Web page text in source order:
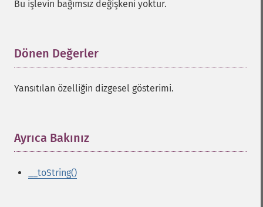
Bu işlevin bağımsız değişkeni yoktur.
Dönen Değerler
Yansıtılan özelliğin dizgesel gösterimi.
Ayrıca Bakınız
__toString()